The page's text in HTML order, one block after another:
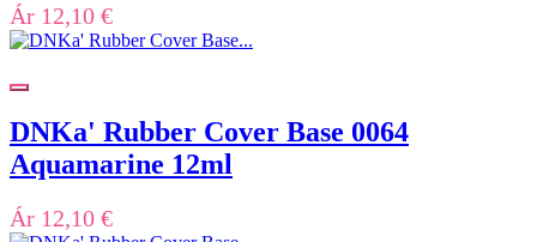
Ár 12,10 €
DNKa' Rubber Cover Base 0064
Aquamarine 12ml
Ár 12,10 €